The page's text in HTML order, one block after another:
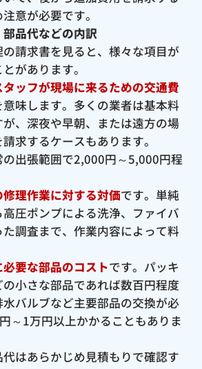
意が必要です。
品代などの内訳
の請求書を見ると、様々な項目が
があります。
ッフが現場に来るための交通費
意味します。多くの業者は基本料
、深夜や早朝、または遠方の場
求するケースもあります。
出張範囲で2,000円～5,000円程
理作業に対する対価です。単純
圧ポンプによる洗浄、ファイバ
調査まで、作業内容によって料
要な部品のコストです。パッキ
小さな部品であれば数百円程度
バルブなど主要部品の交換が必
～1万円以上かかることもありま
はあらかじめ見積もりで確認す